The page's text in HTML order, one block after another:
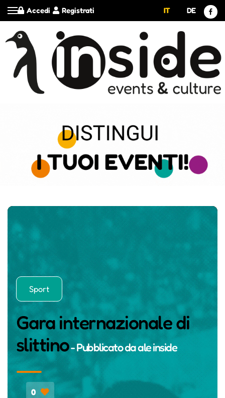
Registrati
Accedi IT DE
Sport
Gara internazionale di
slittino- Pubblicato daale inside
0